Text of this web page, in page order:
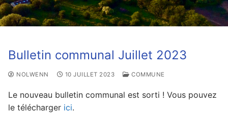
Bulletin communal Juillet 2023
NOLWENN 10 JUILLET 2023 COMMUNE
Le nouveau bulletin communal est sorti ! Vous pouvez
le télécharger ici.